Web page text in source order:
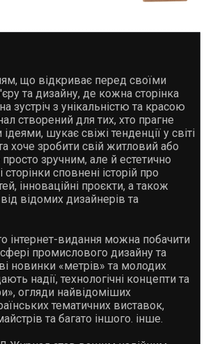
що відкриває перед своїми
та дизайну, де кожна сторінка
зустріч з унікальністю та красою
створений для тих, хто прагне
шукає свіжі тенденції у світі
хоче зробити свій житловий або
зручним, але й естетично
сповнені історій про
інноваційні проєкти, а також
відомих дизайнерів та
інтернет-видання можна побачити
промислового дизайну та
новинки «метрів» та молодих
надії, технологічні концепти та
огляди найвідоміших
тематичних виставок,
та багато іншого. інше.